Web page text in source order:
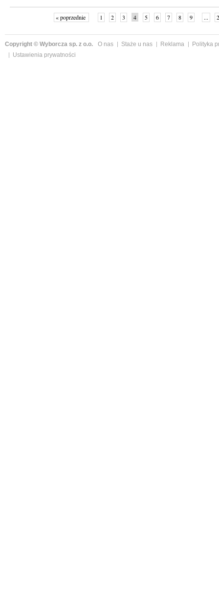
« poprzednie 1 2 3 4 5 6 7 8 9 ...
Copyright © Wyborcza sp. z o.o. O nas Staże u nas Reklama
Polityka
Ustawienia prywatności